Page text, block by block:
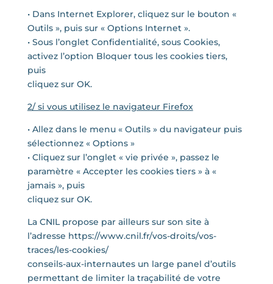
• Dans Internet Explorer, cliquez sur le bouton «
Outils », puis sur « Options Internet ».
• Sous l’onglet Confidentialité, sous Cookies,
activez l’option Bloquer tous les cookies tiers,
puis
cliquez sur OK.
2/ si vous utilisez le navigateur Firefox
• Allez dans le menu « Outils » du navigateur puis
sélectionnez « Options »
• Cliquez sur l’onglet « vie privée », passez le
paramètre « Accepter les cookies tiers » à «
jamais », puis
cliquez sur OK.
La CNIL propose par ailleurs sur son site à
l’adresse https://www.cnil.fr/vos-droits/vos-
traces/les-cookies/
conseils-aux-internautes un large panel d’outils
permettant de limiter la traçabilité de votre